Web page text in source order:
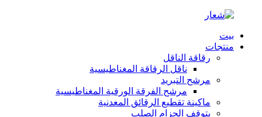
بيت
منتجات
رقاقة الناقل
ناقل الرقاقة المغناطيسية
مرشح التبريد
مرشح الفرقة الورقية المغناطيسية
ماكينة تقطيع الرقائق المعدنية
يتوقف الحزام الصلب